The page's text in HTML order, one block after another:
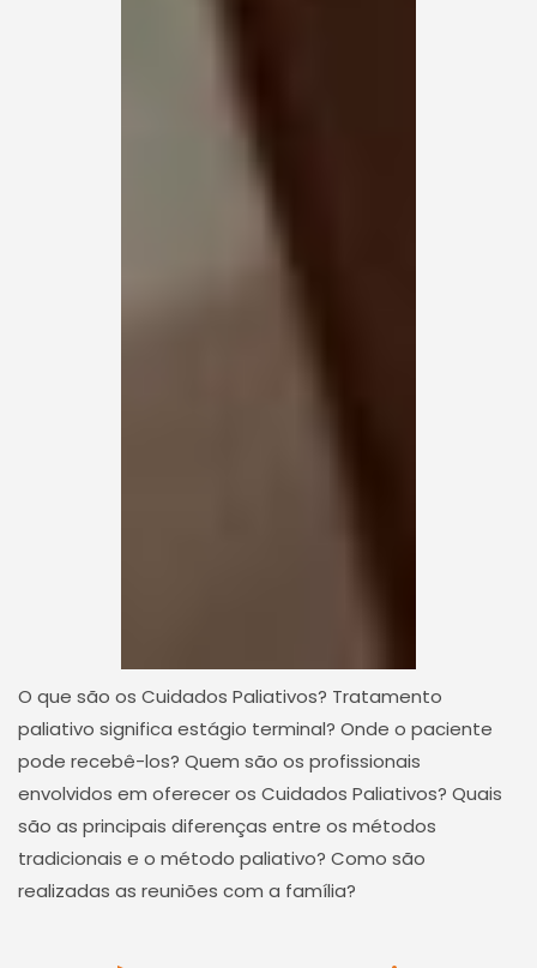
O que são os Cuidados Paliativos? Tratamento
paliativo significa estágio terminal? Onde o paciente
pode recebê-los? Quem são os profissionais
envolvidos em oferecer os Cuidados Paliativos? Quais
são as principais diferenças entre os métodos
tradicionais e o método paliativo? Como são
realizadas as reuniões com a família?